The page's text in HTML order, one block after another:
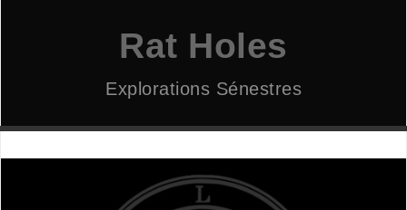
Rat Holes
Explorations Sénestres